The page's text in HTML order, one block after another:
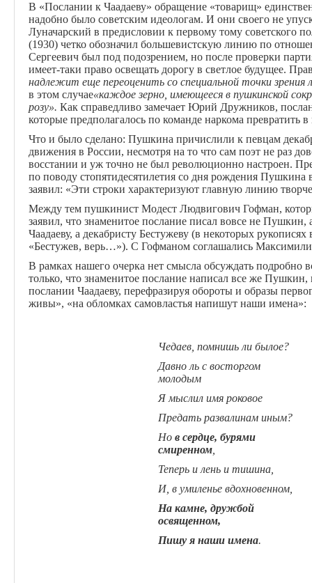
В «Послании к Чаадаеву» обращение «товарищ»
надобно было советским идеологам. И они своего не
Луначарский в предисловии к первому тому советского
(1930) четко обозначил большевистскую линию по
Сергеевич был под подозрением, но после проверки
имеет-таки право освещать дорогу в светлое будущее.
надлежит еще переоценить со специальной точки зрения
в этом случае«каждое зерно, имеющееся в пушкинской
розу». Как справедливо замечает Юрий Дружников,
которые предполагалось по команде наркома превратить
Что и было сделано: Пушкина причислили к певцам
движения в России, несмотря на то что сам поэт не раз
восстании и уж точно не был революционно настроен.
по поводу стопятидесятилетия со дня рождения
заявил: «Эти строки характеризуют главную линию
Между тем пушкинист Модест Людвигович Гофман,
заявил, что знаменитое послание писал вовсе не
Чаадаеву, а декабристу Бестужеву (в некоторых
«Бестужев, верь…»). С Гофманом соглашались
В рамках нашего очерка нет смысла обсуждать подробно
только, что знаменитое послание написал все же
послании Чаадаеву, перефразируя обороты и образы
живы», «на обломках самовластья напишут наши имена»:
Чедаев, помнишь ли былое?
Давно ль с восторгом
молодым
Я мыслил имя роковое
Предать развалинам иным?
Но в сердце, бурями
смиренном,
Теперь и лень и тишина,
И, в умиленье вдохновенном,
На камне, дружбой
освященном,
Пишу я наши имена.